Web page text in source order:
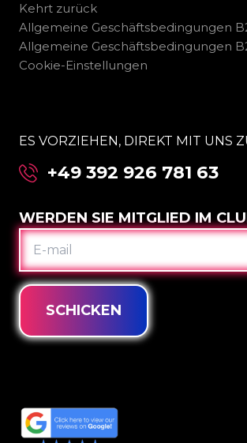
Kehrt zurück
Allgemeine Geschäftsbedingungen
Allgemeine Geschäftsbedingungen
Cookie-Einstellungen
ES VORZIEHEN, DIREKT MIT UNS
+49 392 926 781 63
WERDEN SIE MITGLIED IM
E-
MAIL
SCHICKEN